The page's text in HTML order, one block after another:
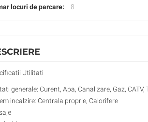
locuri de parcare:
8
Utilitati
generale: Curent, Apa, Canalizare, Gaz, CATV,
incalzire: Centrala proprie, Calorifere